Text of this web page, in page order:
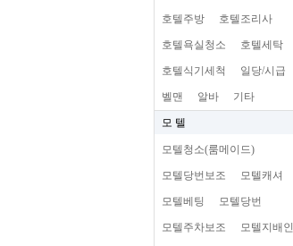
호텔주방 호텔조리사
호텔욕실청소 호텔세탁
호텔식기세척 일당/시급
벨맨 알바 기타
모 텔
모텔청소(룸메이드)
모텔당번보조 모텔캐셔
모텔베팅 모텔당번
모텔주차보조 모텔지배인